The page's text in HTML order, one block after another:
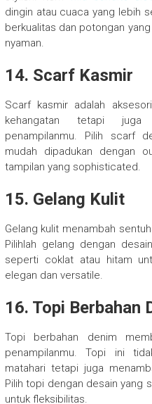
dingin atau cuaca yang lebih
berkualitas dan potongan
nyaman.
14. Scarf Kasmir
Scarf kasmir adalah
kehangatan tetapi
penampilanmu. Pilih scarf
mudah dipadukan dengan
tampilan yang sophisticated.
15. Gelang Kulit
Gelang kulit menambah
Pilihlah gelang dengan
seperti coklat atau hitam
elegan dan versatile.
16. Topi Berbahan
Topi berbahan denim
penampilanmu. Topi ini
matahari tetapi juga
Pilih topi dengan desain yang
untuk fleksibilitas.